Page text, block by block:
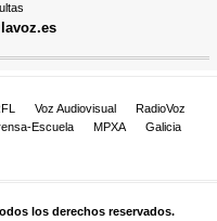
Voz Audiovisual
RadioVoz
Escuela MPXA
Galicia
los derechos reservados.